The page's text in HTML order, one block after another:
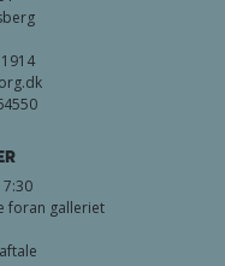
foran galleriet